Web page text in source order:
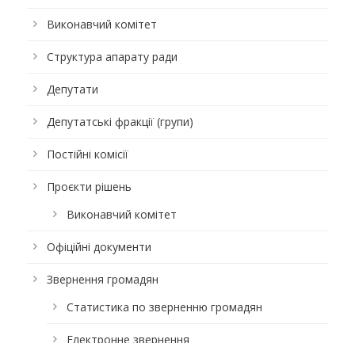
Виконавчий комітет
Структура апарату ради
Депутати
Депутатські фракції (групи)
Постійні комісії
Проєкти рішень
Виконавчий комітет
Офіційні документи
Звернення громадян
Статистика по зверненню громадян
Електронне звернення